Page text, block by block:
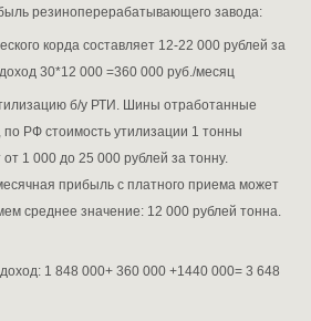
резиноперерабатывающего завода:
корда составляет 12-22 000 рублей за
30*12 000 =360 000 руб./месяц
б/у РТИ. Шины отработанные
РФ стоимость утилизации 1 тонны
1 000 до 25 000 рублей за тонну.
прибыль с платного приема может
среднее значение: 12 000 рублей тонна.
1 848 000+ 360 000 +1440 000= 3 648